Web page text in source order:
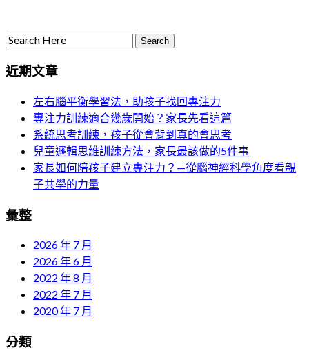
近期文章
左右腦平衡學習法，助孩子找回專注力
專注力訓練適合幾歲開始？家長先看這篇
系統思考訓練，孩子從會背到真的會思考
兒童邏輯思維訓練方法，家長最該做的5件事
家長如何陪孩子建立專注力？—從腦神經科學角度看親
子共學的力量
彙整
2026 年 7 月
2026 年 6 月
2022 年 8 月
2022 年 7 月
2020 年 7 月
分類